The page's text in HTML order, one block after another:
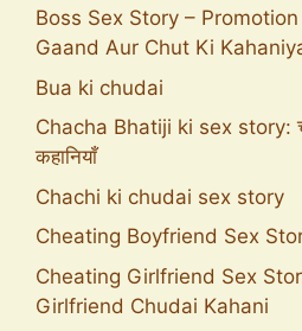
Boss Sex Story –
Gaand Aur Chut Ki
Bua ki chudai
Chacha Bhatiji ki sex story:
कहानियाँ
Chachi ki chudai sex story
Cheating Boyfriend Sex
Cheating Girlfriend Sex
Girlfriend Chudai Kahani